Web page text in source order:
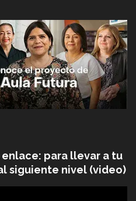
enlace: para llevar a tu
siguiente nivel (video)